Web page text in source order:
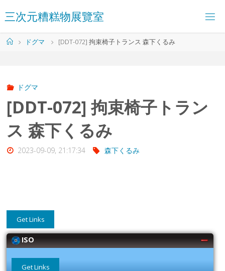
ン
テ
ン
三次元糟糕物展覽室
ホ
ドグマ [DDT-072] 拘束椅子トランス 森下くるみ
ドグマ
[DDT-072] 拘束椅子トラン
ス 森下くるみ
2023-09-09, 21:17:34 森下くるみ
ISO